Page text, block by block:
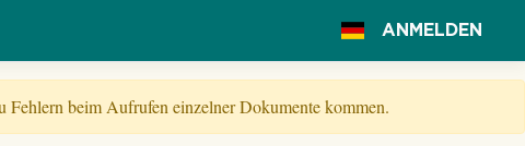
ANMELDEN
beim Aufrufen einzelner Dokumente kommen.